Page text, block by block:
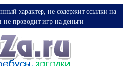
характер, не содержит ссылки на
не проводит игр на деньги